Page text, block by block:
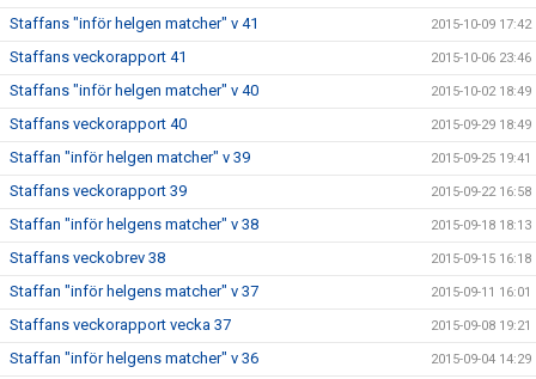
Staffans "inför helgen matcher" v 41 2015-10-09 17:42
Staffans veckorapport 41 2015-10-06 23:46
Staffans "inför helgen matcher" v 40 2015-10-02 18:49
Staffans veckorapport 40 2015-09-29 18:49
Staffan "inför helgen matcher" v 39 2015-09-25 19:41
Staffans veckorapport 39 2015-09-22 16:58
Staffan "inför helgens matcher" v 38 2015-09-18 18:13
Staffans veckobrev 38 2015-09-15 16:18
Staffan "inför helgens matcher" v 37 2015-09-11 16:01
Staffans veckorapport vecka 37 2015-09-08 19:21
Staffan "inför helgens matcher" v 36 2015-09-04 14:29